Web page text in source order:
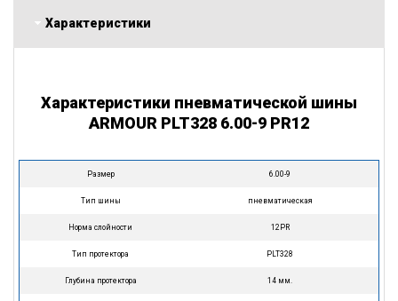
Характеристики
Характеристики пневматической шины
ARMOUR PLT328 6.00-9 PR12
Размер 6.00-9
Тип шины пневматическая
Норма слойности 12PR
Тип протектора PLT328
Глубина протектора 14 мм.